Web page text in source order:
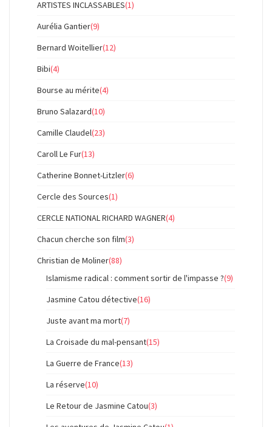
ARTISTES INCLASSABLES(1)
Aurélia Gantier(9)
Bernard Woitellier(12)
Bibi(4)
Bourse au mérite(4)
Bruno Salazard(10)
Camille Claudel(23)
Caroll Le Fur(13)
Catherine Bonnet-Litzler(6)
Cercle des Sources(1)
CERCLE NATIONAL RICHARD WAGNER(4)
Chacun cherche son film(3)
Christian de Moliner(88)
Islamisme radical : comment sortir de l'impasse ?(9)
Jasmine Catou détective(16)
Juste avant ma mort(7)
La Croisade du mal-pensant(15)
La Guerre de France(13)
La réserve(10)
Le Retour de Jasmine Catou(3)